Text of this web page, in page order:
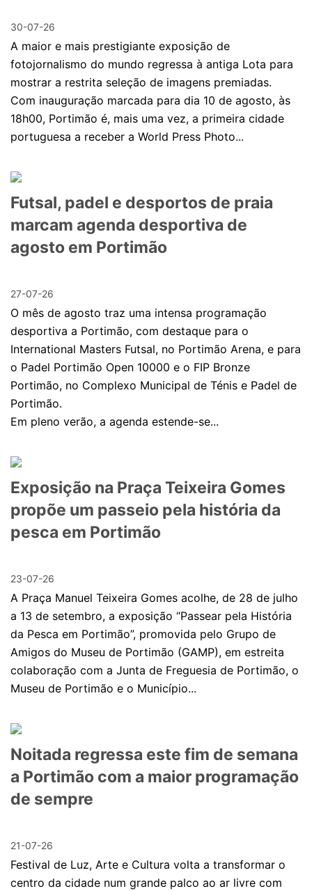
30-07-26
A maior e mais prestigiante exposição de
fotojornalismo do mundo regressa à antiga Lota para
mostrar a restrita seleção de imagens premiadas.
Com inauguração marcada para dia 10 de agosto, às
18h00, Portimão é, mais uma vez, a primeira cidade
portuguesa a receber a World Press Photo...
Futsal, padel e desportos de praia
marcam agenda desportiva de
agosto em Portimão
27-07-26
O mês de agosto traz uma intensa programação
desportiva a Portimão, com destaque para o
International Masters Futsal, no Portimão Arena, e para
o Padel Portimão Open 10000 e o FIP Bronze
Portimão, no Complexo Municipal de Ténis e Padel de
Portimão.
Em pleno verão, a agenda estende-se...
Exposição na Praça Teixeira Gomes
propõe um passeio pela história da
pesca em Portimão
23-07-26
A Praça Manuel Teixeira Gomes acolhe, de 28 de julho
a 13 de setembro, a exposição “Passear pela História
da Pesca em Portimão”, promovida pelo Grupo de
Amigos do Museu de Portimão (GAMP), em estreita
colaboração com a Junta de Freguesia de Portimão, o
Museu de Portimão e o Município...
Noitada regressa este fim de semana
a Portimão com a maior programação
de sempre
21-07-26
Festival de Luz, Arte e Cultura volta a transformar o
centro da cidade num grande palco ao ar livre com